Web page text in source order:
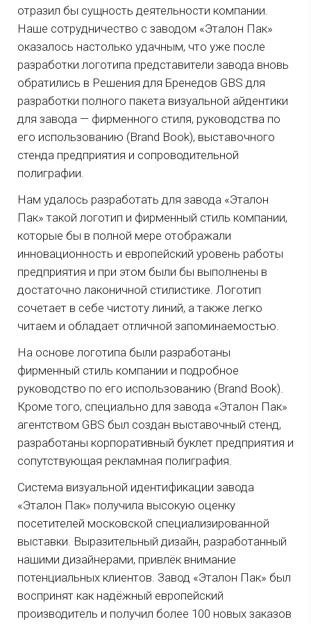
отразил бы сущность деятельности компании.
Наше сотрудничество с заводом «Эталон Пак»
оказалось настолько удачным, что уже после
разработки логотипа представители завода вновь
обратились в Решения для Бренедов GBS для
разработки полного пакета визуальной айдентики
для завода — фирменного стиля, руководства по
его использованию (Brand Book), выставочного
стенда предприятия и сопроводительной
полиграфии.
Нам удалось разработать для завода «Эталон
Пак» такой логотип и фирменный стиль компании,
которые бы в полной мере отображали
инновационность и европейский уровень работы
предприятия и при этом были бы выполнены в
достаточно лаконичной стилистике. Логотип
сочетает в себе чистоту линий, а также легко
читаем и обладает отличной запоминаемостью.
На основе логотипа были разработаны
фирменный стиль компании и подробное
руководство по его использованию (Brand Book).
Кроме того, специально для завода «Эталон Пак»
агентством GBS был создан выставочный стенд,
разработаны корпоративный буклет предприятия и
сопутствующая рекламная полиграфия.
Система визуальной идентификации завода
«Эталон Пак» получила высокую оценку
посетителей московской специализированной
выставки. Выразительный дизайн, разработанный
нашими дизайнерами, привлёк внимание
потенциальных клиентов. Завод «Эталон Пак» был
воспринят как надёжный европейский
производитель и получил более 100 новых заказов